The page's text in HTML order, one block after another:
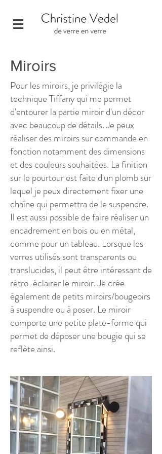
Miroirs
Pour les miroirs, je privilégie la
technique Tiffany qui me permet
d'entourer la partie miroir d'un décor
avec beaucoup de détails. Je peux
réaliser des miroirs sur commande en
fonction notamment des dimensions
et des couleurs souhaitées. La finition
sur le pourtour est faite d'un plomb sur
lequel je peux directement fixer une
chaîne qui permettra de le suspendre.
Il est aussi possible de faire réaliser un
encadrement en bois ou en métal,
comme pour un tableau. Lorsque les
verres utilisés sont transparents ou
translucides, il peut être intéressant de
rétro-éclairer le miroir. Je crée
également de petits miroirs/bougeoirs
à suspendre ou à poser. Le miroir
comporte une petite plate-forme qui
permet de déposer une bougie qui se
reflète ainsi.